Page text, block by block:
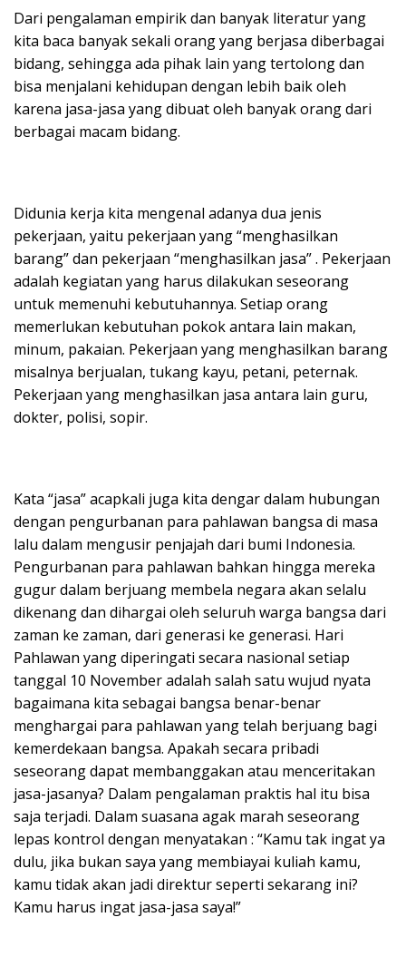
Dari pengalaman empirik dan banyak literatur yang
kita baca banyak sekali orang yang berjasa diberbagai
bidang, sehingga ada pihak lain yang tertolong dan
bisa menjalani kehidupan dengan lebih baik oleh
karena jasa-jasa yang dibuat oleh banyak orang dari
berbagai macam bidang.
Didunia kerja kita mengenal adanya dua jenis
pekerjaan, yaitu pekerjaan yang “menghasilkan
barang” dan pekerjaan “menghasilkan jasa” . Pekerjaan
adalah kegiatan yang harus dilakukan seseorang
untuk memenuhi kebutuhannya. Setiap orang
memerlukan kebutuhan pokok antara lain makan,
minum, pakaian. Pekerjaan yang menghasilkan barang
misalnya berjualan, tukang kayu, petani, peternak.
Pekerjaan yang menghasilkan jasa antara lain guru,
dokter, polisi, sopir.
Kata “jasa” acapkali juga kita dengar dalam hubungan
dengan pengurbanan para pahlawan bangsa di masa
lalu dalam mengusir penjajah dari bumi Indonesia.
Pengurbanan para pahlawan bahkan hingga mereka
gugur dalam berjuang membela negara akan selalu
dikenang dan dihargai oleh seluruh warga bangsa dari
zaman ke zaman, dari generasi ke generasi. Hari
Pahlawan yang diperingati secara nasional setiap
tanggal 10 November adalah salah satu wujud nyata
bagaimana kita sebagai bangsa benar-benar
menghargai para pahlawan yang telah berjuang bagi
kemerdekaan bangsa. Apakah secara pribadi
seseorang dapat membanggakan atau menceritakan
jasa-jasanya? Dalam pengalaman praktis hal itu bisa
saja terjadi. Dalam suasana agak marah seseorang
lepas kontrol dengan menyatakan : “Kamu tak ingat ya
dulu, jika bukan saya yang membiayai kuliah kamu,
kamu tidak akan jadi direktur seperti sekarang ini?
Kamu harus ingat jasa-jasa saya!”